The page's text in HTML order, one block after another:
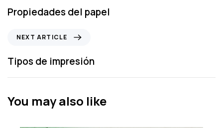
e
v
s
A
t
Propiedades del papel
x
t
A
t
NEXT ARTICLE
Tipos de impresión
You may also like